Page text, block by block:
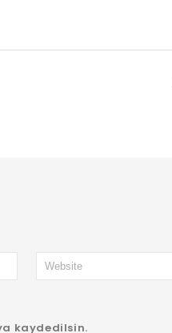
kaydedilsin.